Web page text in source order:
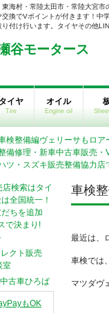
海村・常陸太田市・常陸大宮
換でVポイントが付きます！中
付け行います。タイヤその他
タイヤ
Tire
オイル
Engine oil
検整備編ヴェリーサもロ
備修理・新車中古車販売
ツ・スズキ販売整備協力店
車検
最近は、
車検では、
マツダヴ
もOK